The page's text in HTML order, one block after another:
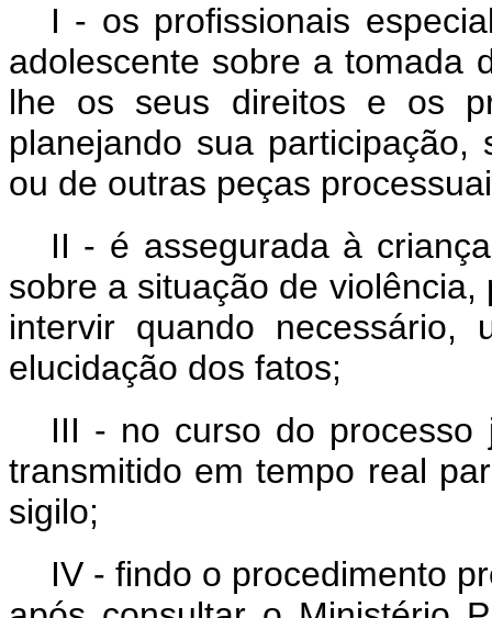
I - os profissionais
adolescente sobre a tomada
lhe os seus direitos e os
planejando sua
ou de outras peças
II - é assegurada à
sobre a situação de
intervir quando necessário,
elucidação dos fatos;
III - no curso do processo
transmitido em tempo real
sigilo;
IV - findo o procedimento